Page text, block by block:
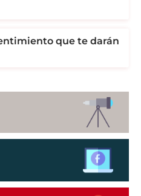
que te darán